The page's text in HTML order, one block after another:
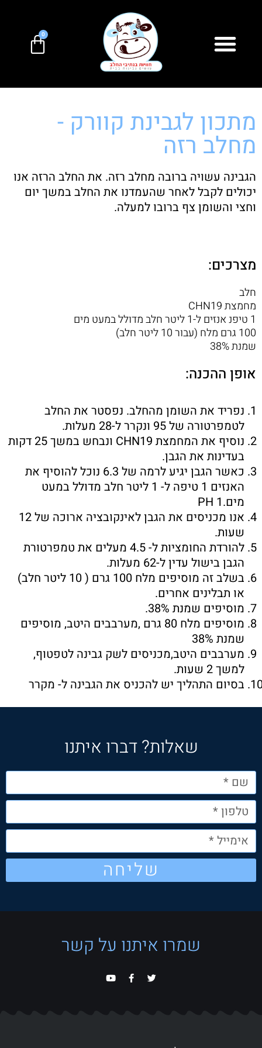
0
מתכון לגבינת קוורק -
מחלב רזה
הגבינה עשויה ברובה מחלב רזה. את החלב הרזה אנו
יכולים לקבל לאחר שהעמדנו את החלב במשך יום
וחצי והשומן צף ברובו למעלה.
מצרכים:
חלב
מחמצת CHN19
1 טיפנ אנזים ל-1 ליטר חלב מדולל במעט מים
100 גרם מלח (עבור 10 ליטר חלב)
שמנת 38%
אופן ההכנה:
נפריד את השומן מהחלב. נפסטר את החלב
לטמפרטורה של 95 ונקרר ל-28 מעלות.
נוסיף את המחמצת CHN19 ונבחש במשך 25 דקות
בעדינות את הגבן.
כאשר הגבן יגיע לרמה של 6.3 נוכל להוסיף את
האנזים 1 טיפה ל- 1 ליטר חלב מדולל במעט
מים.PH 1
אנו מכניסים את הגבן לאינקובציה ארוכה של 12
שעות.
להורדת החומציות ל- 4.5 מעלים את טמפרטורת
הגבן בישול עדין ל-62 מעלות.
בשלב זה מוסיפים מלח 100 גרם ( 10 ליטר חלב)
או תבלינים אחרים.
מוסיפים שמנת 38%.
מוסיפים מלח 80 גרם ,מערבבים היטב, מוסיפים
שמנת 38%
מערבבים היטב,מכניסים לשק גבינה לטפטוף,
למשך 2 שעות.
בסיום התהליך יש להכניס את הגבינה ל- מקרר
שאלות? דברו איתנו
שליחה
שמרו איתנו על קשר